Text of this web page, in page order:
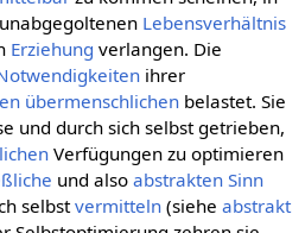
Lebensverhältnis
Erziehung verlangen. Die
ihrer
übermenschlichenbelastet. Sie
und durch sich selbst getrieben,
Verfügungen zu optimieren
und also abstrakten Sinn
selbstvermitteln(siehe abstrakt